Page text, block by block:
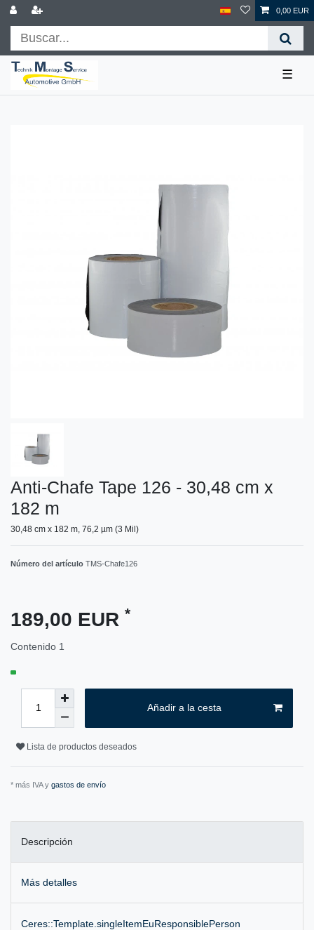
0,00 EUR
☰
Anti-Chafe Tape 126 - 30,48 cm x
182 m
30,48 cm x 182 m, 76,2 µm (3 Mil)
Número del artículo TMS-Chafe126
189,00 EUR *
Contenido 1
Añadir a la cesta
Lista de productos deseados
* más IVA y gastos de envío
Descripción
Más detalles
Ceres::Template.singleItemEuResponsiblePerson